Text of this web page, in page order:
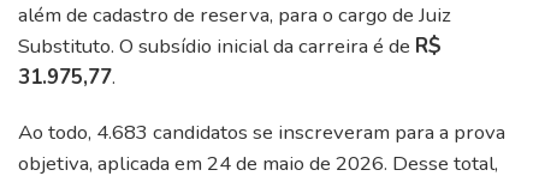
além de cadastro de reserva, para o cargo de Juiz
Substituto. O subsídio inicial da carreira é de R$
31.975,77.
Ao todo, 4.683 candidatos se inscreveram para a prova
objetiva, aplicada em 24 de maio de 2026. Desse total,